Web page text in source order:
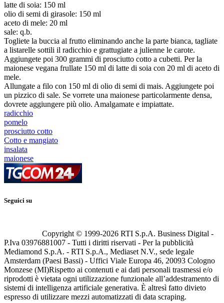
latte di soia: 150 ml
olio di semi di girasole: 150 ml
aceto di mele: 20 ml
sale: q.b.
Togliete la buccia al frutto eliminando anche la parte bianca, tagliate
a listarelle sottili il radicchio e grattugiate a julienne le carote.
Aggiungete poi 300 grammi di prosciutto cotto a cubetti. Per la
maionese vegana frullate 150 ml di latte di soia con 20 ml di aceto di
mele.
Allungate a filo con 150 ml di olio di semi di mais. Aggiungete poi
un pizzico di sale. Se vorrete una maionese particolarmente densa,
dovrete aggiungere più olio. Amalgamate e impiattate.
radicchio
pomelo
prosciutto cotto
Cotto e mangiato
insalata
maionese
Seguici su
Copyright © 1999-2026 RTI S.p.A. Business Digital -
P.Iva 03976881007 - Tutti i diritti riservati - Per la pubblicità
Mediamond S.p.A. - RTI S.p.A., Mediaset N.V., sede legale
Amsterdam (Paesi Bassi) - Uffici Viale Europa 46, 20093 Cologno
Monzese (MI)Rispetto ai contenuti e ai dati personali trasmessi e/o
riprodotti è vietata ogni utilizzazione funzionale all’addestramento di
sistemi di intelligenza artificiale generativa. È altresì fatto divieto
espresso di utilizzare mezzi automatizzati di data scraping.